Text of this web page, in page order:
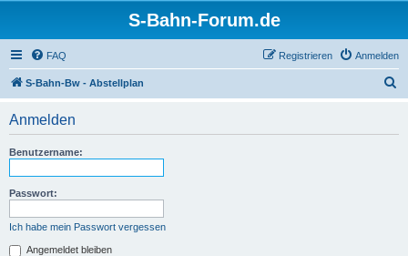
S-Bahn-Forum.de
FAQ Anmelden
Registrieren
S-Bahn-Bw - Abstellplan
Anmelden
Benutzername:
Passwort:
Ich habe mein Passwort vergessen
Angemeldet bleiben